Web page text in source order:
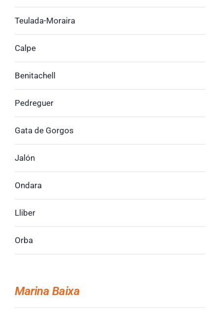
Teulada-Moraira
Calpe
Benitachell
Pedreguer
Gata de Gorgos
Jalón
Ondara
Lliber
Orba
Marina Baixa